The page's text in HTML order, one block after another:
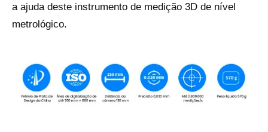
a ajuda deste instrumento de medição 3D de nível
metrológico.